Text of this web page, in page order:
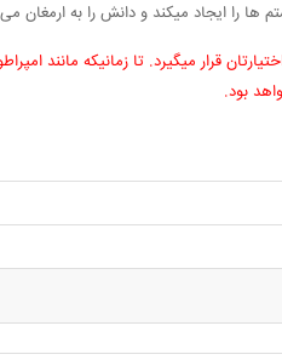
را ایجاد میکند و دانش را به ارمغان می
قرار میگیرد. تا زمانیکه مانند
بود.